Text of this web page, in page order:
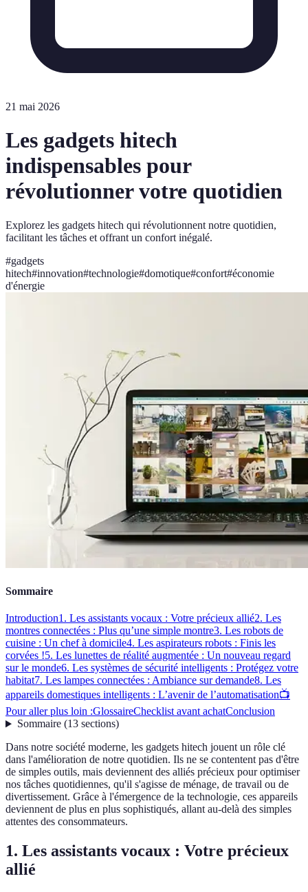
21 mai 2026
Les gadgets hitech
indispensables pour
révolutionner votre quotidien
Explorez les gadgets hitech qui révolutionnent notre quotidien,
facilitant les tâches et offrant un confort inégalé.
#gadgets
hitech#innovation#technologie#domotique#confort#économie
d'énergie
Sommaire
Introduction1. Les assistants vocaux : Votre précieux allié2. Les
montres connectées : Plus qu’une simple montre3. Les robots de
cuisine : Un chef à domicile4. Les aspirateurs robots : Finis les
corvées !5. Les lunettes de réalité augmentée : Un nouveau regard
sur le monde6. Les systèmes de sécurité intelligents : Protégez votre
habitat7. Les lampes connectées : Ambiance sur demande8. Les
appareils domestiques intelligents : L’avenir de l’automatisation📺
Pour aller plus loin :GlossaireChecklist avant achatConclusion
Sommaire(13 sections)
Dans notre société moderne, les gadgets hitech jouent un rôle clé
dans l'amélioration de notre quotidien. Ils ne se contentent pas d'être
de simples outils, mais deviennent des alliés précieux pour optimiser
nos tâches quotidiennes, qu'il s'agisse de ménage, de travail ou de
divertissement. Grâce à l'émergence de la technologie, ces appareils
deviennent de plus en plus sophistiqués, allant au-delà des simples
attentes des consommateurs.
1. Les assistants vocaux : Votre précieux
allié